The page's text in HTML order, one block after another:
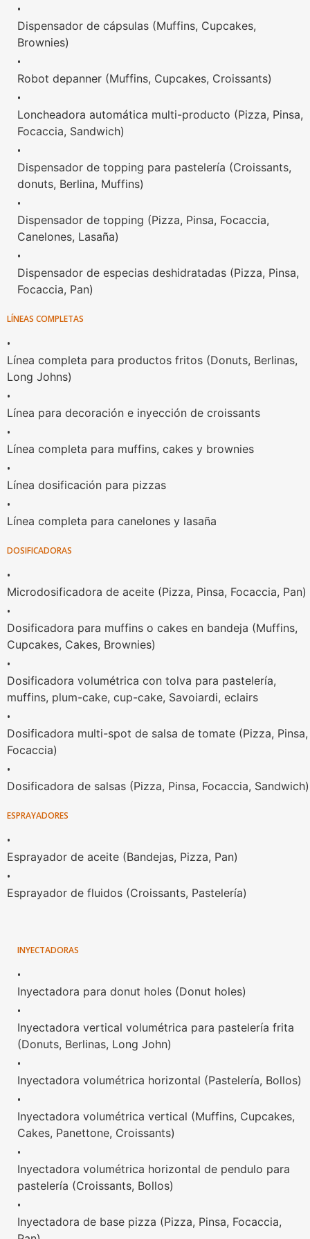
•
Dispensador de cápsulas (Muffins, Cupcakes,
Brownies)
•
Robot depanner (Muffins, Cupcakes, Croissants)
•
Loncheadora automática multi-producto (Pizza, Pinsa,
Focaccia, Sandwich)
•
Dispensador de topping para pastelería (Croissants,
donuts, Berlina, Muffins)
•
Dispensador de topping (Pizza, Pinsa, Focaccia,
Canelones, Lasaña)
•
Dispensador de especias deshidratadas (Pizza, Pinsa,
Focaccia, Pan)
LÍNEAS COMPLETAS
•
Línea completa para productos fritos (Donuts, Berlinas,
Long Johns)
•
Línea para decoración e inyección de croissants
•
Línea completa para muffins, cakes y brownies
•
Línea dosificación para pizzas
•
Línea completa para canelones y lasaña
DOSIFICADORAS
•
Microdosificadora de aceite (Pizza, Pinsa, Focaccia, Pan)
•
Dosificadora para muffins o cakes en bandeja (Muffins,
Cupcakes, Cakes, Brownies)
•
Dosificadora volumétrica con tolva para pastelería,
muffins, plum-cake, cup-cake, Savoiardi, eclairs
•
Dosificadora multi-spot de salsa de tomate (Pizza, Pinsa,
Focaccia)
•
Dosificadora de salsas (Pizza, Pinsa, Focaccia, Sandwich)
ESPRAYADORES
•
Esprayador de aceite (Bandejas, Pizza, Pan)
•
Esprayador de fluidos (Croissants, Pastelería)
INYECTADORAS
•
Inyectadora para donut holes (Donut holes)
•
Inyectadora vertical volumétrica para pastelería frita
(Donuts, Berlinas, Long John)
•
Inyectadora volumétrica horizontal (Pastelería, Bollos)
•
Inyectadora volumétrica vertical (Muffins, Cupcakes,
Cakes, Panettone, Croissants)
•
Inyectadora volumétrica horizontal de pendulo para
pastelería (Croissants, Bollos)
•
Inyectadora de base pizza (Pizza, Pinsa, Focaccia,